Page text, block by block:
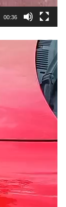
00:36